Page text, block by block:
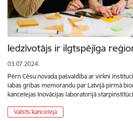
Iedzīvotājs ir ilgtspējīga
03.07.2024.
Pērn Cēsu novada pašvaldība ar virkni
labas gribas memorandu par Latvijā pirmā
kancelejas Inovācijas laboratorijā
Valsts kanceleja